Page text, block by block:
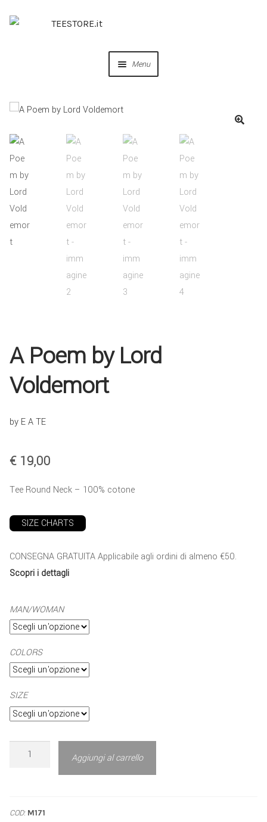
Menu
COLLABORAZIONI
IDEE REGALO
CREA IL TUO BRAND
COLLABORA CON NOI
INFO
A Poem by Lord
Voldemort
by E A TE
€19,00
Tee Round Neck – 100% cotone
SIZE CHARTS
CONSEGNA GRATUITA Applicabile agli ordini di almeno €50.
Scopri i dettagli
MAN/WOMAN
COLORS
SIZE
Aggiungi al carrello
COD: M171